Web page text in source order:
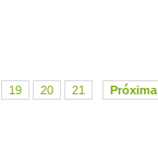
19 20 21 Próxima